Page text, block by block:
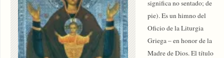
significa no sentado; de
pie). Es un himno del
Oficio de la Liturgia
Griega – en honor de la
Madre de Dios. El título